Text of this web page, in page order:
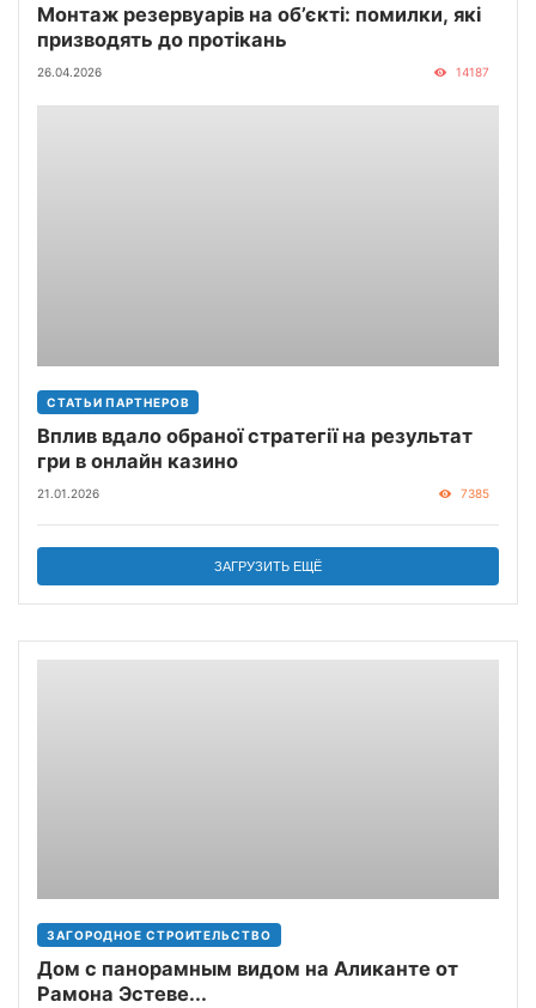
Монтаж резервуарів на об’єкті: помилки, які
призводять до протікань
26.04.2026 14187
СТАТЬИ ПАРТНЕРОВ
Вплив вдало обраної стратегії на результат
гри в онлайн казино
21.01.2026 7385
ЗАГРУЗИТЬ ЕЩЁ
ЗАГОРОДНОЕ СТРОИТЕЛЬСТВО
Дом с панорамным видом на Аликанте от
Рамона Эстеве...